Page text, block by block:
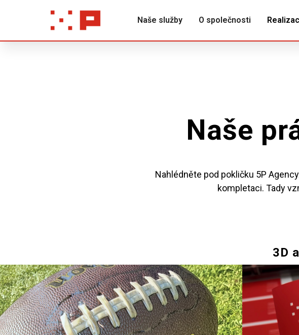
Naše služby O společnosti
Naše
Nahlédněte pod pokličku 5P
kompletaci. Tady
3D